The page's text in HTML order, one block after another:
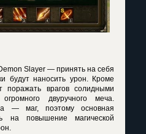
Slayer — принять на себя
будут наносить урон. Кроме
поражать врагов солидными
двуручного меча.
— маг, поэтому основная
на повышение магической